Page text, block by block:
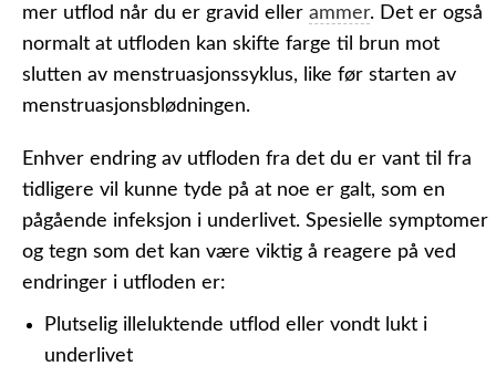
mer utflod når du er gravid eller ammer. Det er også
normalt at utfloden kan skifte farge til brun mot
slutten av menstruasjonssyklus, like før starten av
menstruasjonsblødningen.
Enhver endring av utfloden fra det du er vant til fra
tidligere vil kunne tyde på at noe er galt, som en
pågående infeksjon i underlivet. Spesielle symptomer
og tegn som det kan være viktig å reagere på ved
endringer i utfloden er:
Plutselig illeluktende utflod eller vondt lukt i
underlivet